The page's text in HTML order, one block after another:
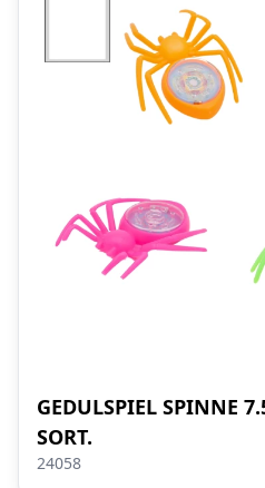
GEDULSPIEL SPINNE
SORT.
24058